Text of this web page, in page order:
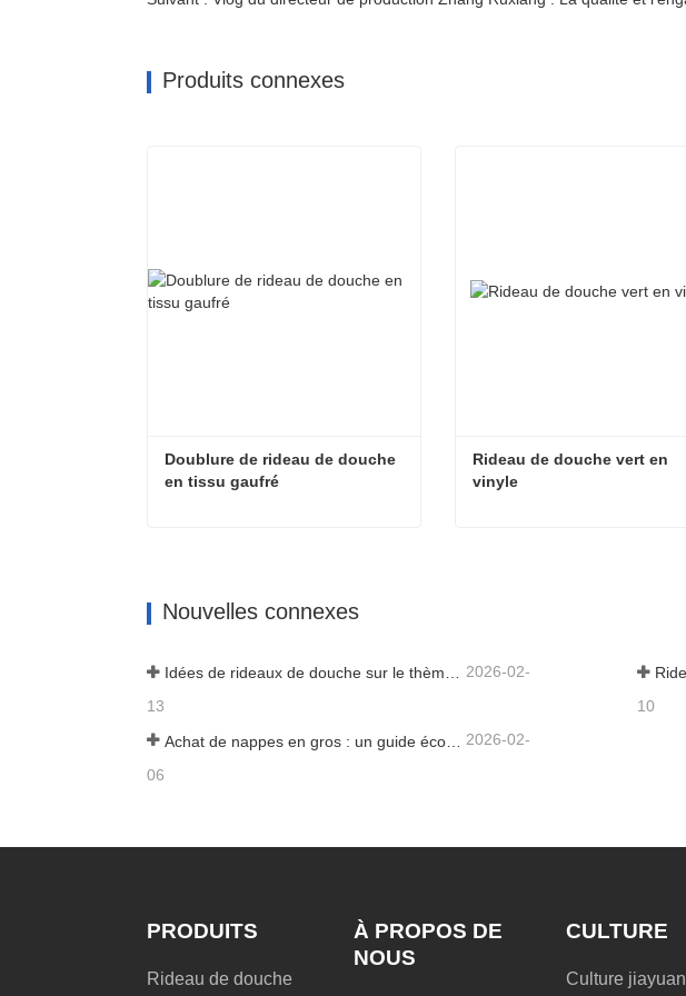
Produits connexes
Doublure de rideau de douche
en tissu gaufré
Rideau de douche vert en
vinyle
Nouvelles connexes
Idées de rideaux de douche sur le thème de la mer pour faire entrer l'océan dans votre maison 2026-02-
13
10
2026-02-
06
PRODUITS
Rideau de douche
À PROPOS DE
NOUS
CULTURE
Culture jiayuan